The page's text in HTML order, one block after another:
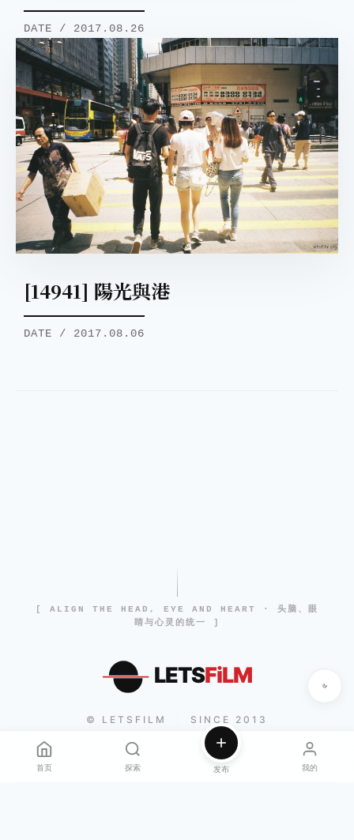
DATE / 2017.08.26
[14941] 陽光與港
DATE / 2017.08.06
[ ALIGN THE HEAD, EYE AND HEART · 头脑、眼
睛与心灵的统一 ]
LETSFiLM
© LETSFILM SINCE 2013
首页 探索 发布 我的